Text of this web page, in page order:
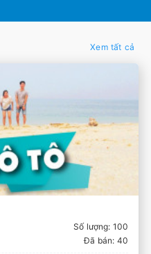
Xem tất cả
Số lượng: 100
Đã bán: 40